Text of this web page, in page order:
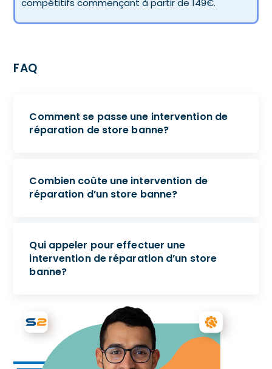
compétitifs commençant à partir de 149€.
FAQ
Comment se passe une intervention de
réparation de store banne?
Combien coûte une intervention de
réparation d’un store banne?
Qui appeler pour effectuer une
intervention de réparation d’un store
banne?